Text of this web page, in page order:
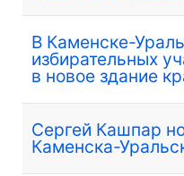
В Каменске-
избирательных
в новое здание
Сергей Кашпар
Каменска-